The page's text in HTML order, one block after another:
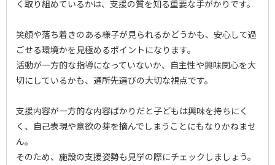
く取り組めているかは、支援の質を知る重要な手がかりです。
笑顔や落ち着きのある様子が見られるかどうかも、安心して過
ごせる環境かを見極めるポイントになります。
活動が一方的な指導になっていないか、自主性や興味関心を大
切にしているかも、通所先選びの大切な視点です。
支援内容が一方的な内容ばかりだと子どもは興味を持ちにく
く、自己表現や意欲の芽を摘んでしまうことにもなりかねませ
ん。
そのため、施設の支援姿勢も見学の際にチェックしましょう。